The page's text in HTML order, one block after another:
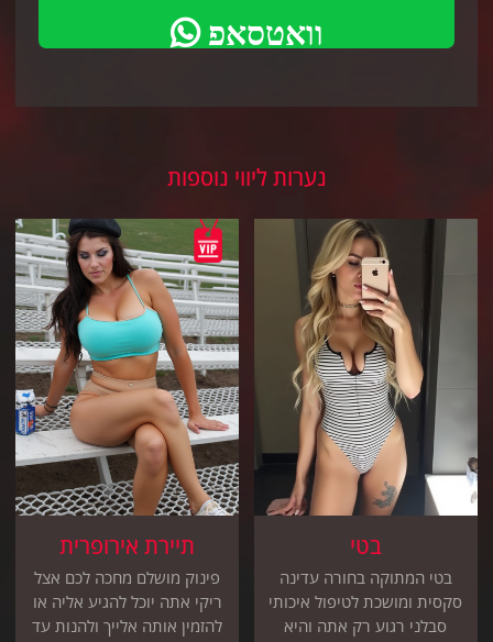
וואטסאפ
נערות ליווי נוספות
בטי
בטי המתוקה בחורה עדינה
סקסית ומושכת לטיפול איכותי
סבלני רגוע רק אתה והיא
תיירת אירופרית
פינוק מושלם מחכה לכם אצל
ריקי אתה יוכל להגיע אליה או
להזמין אותה אלייך ולהנות עד